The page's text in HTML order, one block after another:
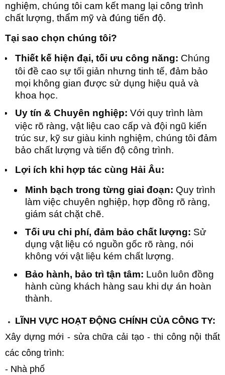
nghiệm, chúng tôi cam kết mang lại công trình
chất lượng, thẩm mỹ và đúng tiến độ.
Tại sao chọn chúng tôi?
Thiết kế hiện đại, tối ưu công năng: Chúng
tôi đề cao sự tối giản nhưng tinh tế, đảm bảo
mọi không gian được sử dụng hiệu quả và
khoa học.
Uy tín & Chuyên nghiệp: Với quy trình làm
việc rõ ràng, vật liệu cao cấp và đội ngũ kiến
trúc sư, kỹ sư giàu kinh nghiệm, chúng tôi đảm
bảo chất lượng và tiến độ công trình.
Lợi ích khi hợp tác cùng Hải Âu:
Minh bạch trong từng giai đoạn: Quy trình
làm việc chuyên nghiệp, hợp đồng rõ ràng,
giám sát chặt chẽ.
Tối ưu chi phí, đảm bảo chất lượng: Sử
dụng vật liệu có nguồn gốc rõ ràng, nói
không với vật liệu kém chất lượng.
Bảo hành, bảo trì tận tâm: Luôn luôn đồng
hành cùng khách hàng sau khi dự án hoàn
thành.
LĨNH VỰC HOẠT ĐỘNG CHÍNH CỦA CÔNG TY:
Xây dựng mới - sửa chữa cải tạo - thi công nội thất
các công trình:
- Nhà phố